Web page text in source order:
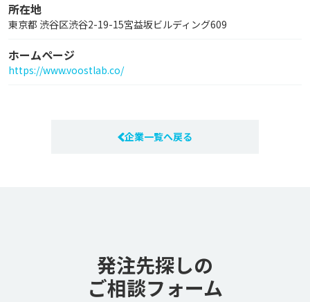
所在地
東京都 渋谷区渋谷2-19-15宮益坂ビルディング609
ホームページ
https://www.voostlab.co/
企業一覧へ戻る
発注先探しの
ご相談フォーム